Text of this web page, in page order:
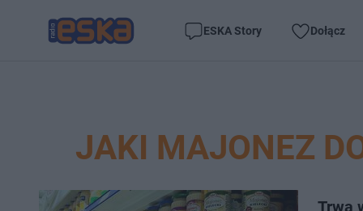
ESKA Story Dołącz
JAKI MAJONEZ
Trwa